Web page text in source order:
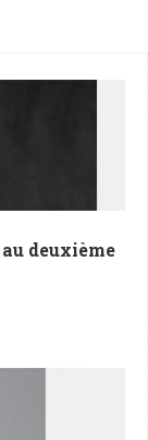
deuxième